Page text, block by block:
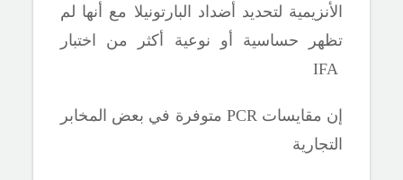
الأنزيمية لتحديد أضداد البارتونيلا مع أنها لم
تظهر حساسية أو نوعية أكثر من اختبار
IFA
إن مقايسات PCR متوفرة في بعض المخابر
التجارية